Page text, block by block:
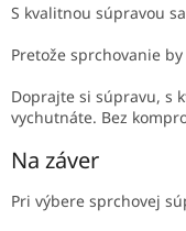
S kvalitnou súpravou
Pretože sprchovanie
Doprajte si súpravu, s
vychutnáte. Bez
Na záver
Pri výbere sprchovej